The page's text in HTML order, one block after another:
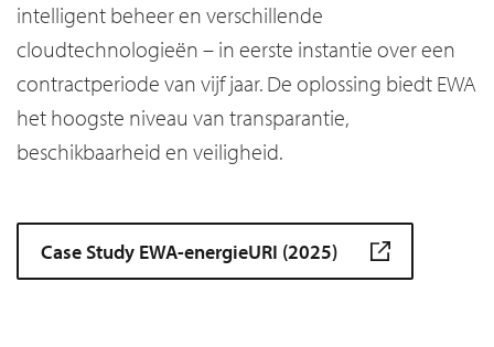
intelligent beheer en verschillende
cloudtechnologieën – in eerste instantie over een
contractperiode van vijf jaar. De oplossing biedt EWA
het hoogste niveau van transparantie,
beschikbaarheid en veiligheid.
Case Study EWA-energieURI (2025)